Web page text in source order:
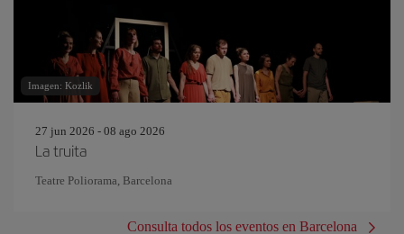
Imagen: Kozlik
27 jun 2026 - 08 ago 2026
La truita
Teatre Poliorama, Barcelona
Consulta todos los eventos en Barcelona